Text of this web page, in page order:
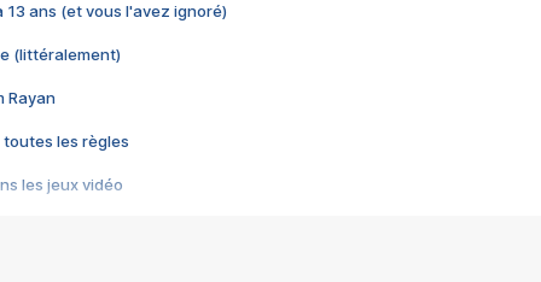
13 ans (et vous l'avez ignoré)
(littéralement)
Rayan
toutes les règles
les jeux vidéo